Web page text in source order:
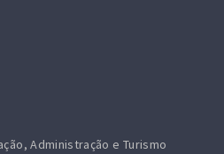
Administração e Turismo